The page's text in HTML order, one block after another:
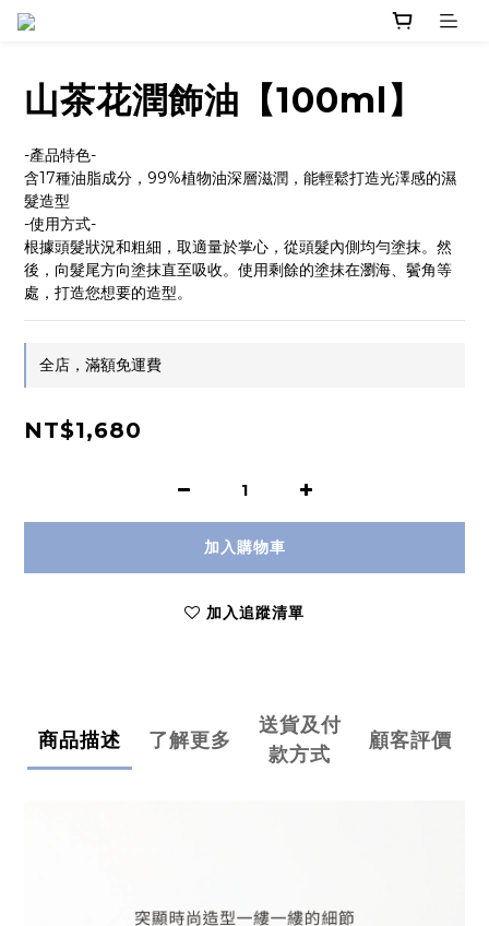
山茶花潤飾油【100ml】
-產品特色-
含17種油脂成分，99%植物油深層滋潤，能輕鬆打造光澤感的濕
髮造型
-使用方式-
根據頭髮狀況和粗細，取適量於掌心，從頭髮內側均勻塗抹。然
後，向髮尾方向塗抹直至吸收。使用剩餘的塗抹在瀏海、鬢角等
處，打造您想要的造型。
全店，滿額免運費
NT$1,680
加入購物車
加入追蹤清單
商品描述 了解更多
送貨及付
款方式
顧客評價